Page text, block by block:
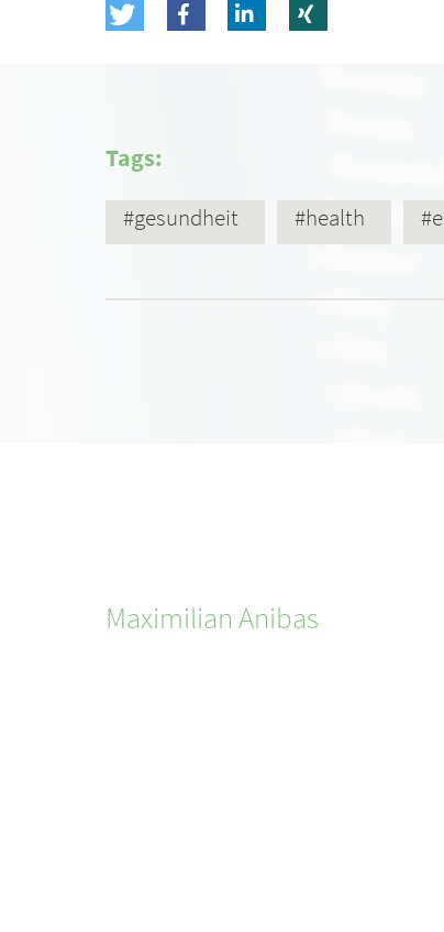
Tags:
#gesundheit
#health
Maximilian Anibas